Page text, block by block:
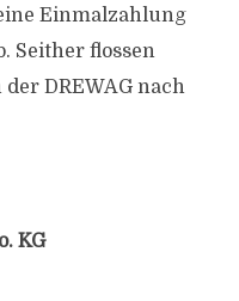
Einmalzahlung
Seither flossen
DREWAG nach
KG